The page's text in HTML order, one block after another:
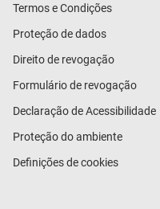
Termos e Condições
Proteção de dados
Direito de revogação
Formulário de revogação
Declaração de Acessibilidade
Proteção do ambiente
Definições de cookies